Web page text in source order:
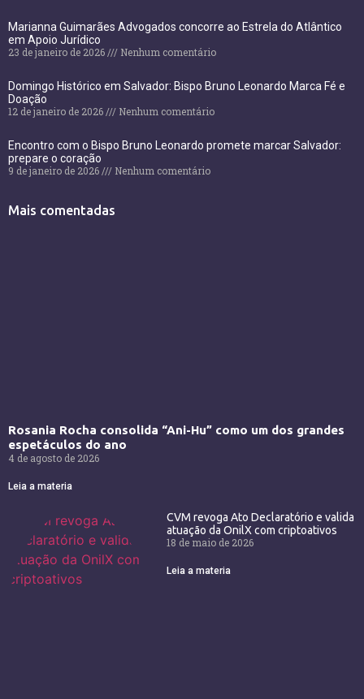
Marianna Guimarães Advogados concorre ao Estrela do Atlântico
em Apoio Jurídico
23 de janeiro de 2026
Nenhum comentário
Domingo Histórico em Salvador: Bispo Bruno Leonardo Marca Fé e
Doação
12 de janeiro de 2026
Nenhum comentário
Encontro com o Bispo Bruno Leonardo promete marcar Salvador:
prepare o coração
9 de janeiro de 2026
Nenhum comentário
Mais comentadas
Rosania Rocha consolida “Ani-Hu” como um dos grandes
espetáculos do ano
4 de agosto de 2026
Leia a materia
CVM revoga Ato Declaratório e valida
atuação da OnilX com criptoativos
18 de maio de 2026
Leia a materia